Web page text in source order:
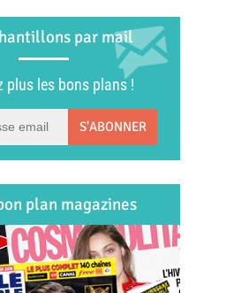
par mail
plus les bons plans !
S'ABONNER
plan magazines